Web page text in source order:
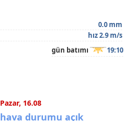
0.0 mm
hız 2.9 m/s
gün batımı 19:10
Pazar, 16.08
hava durumu açık